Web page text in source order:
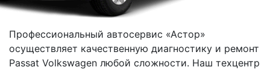
Профессиональный автосервис «Астор»
осуществляет качественную диагностику и ремонт
Passat Volkswagen любой сложности. Наш техцентр